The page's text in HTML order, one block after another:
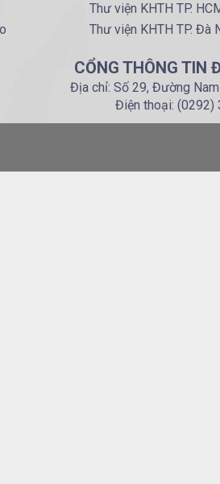
Thư viện KHTH TP.
Thư viện KHTH TP. Đà
CỔNG THÔNG TIN
Địa chỉ: Số 29, Đường
Điện thoại: (0292)